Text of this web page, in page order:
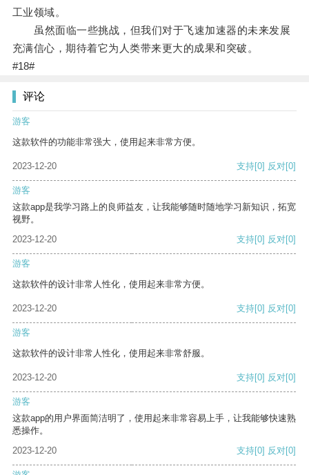
工业领域。
虽然面临一些挑战，但我们对于飞速加速器的未来发展
充满信心，期待着它为人类带来更大的成果和突破。
#18#
评论
游客
这款软件的功能非常强大，使用起来非常方便。
2023-12-20 支持[0] 反对[0]
游客
这款app是我学习路上的良师益友，让我能够随时随地学习新知识，拓宽
视野。
2023-12-20
支持[0] 反对[0]
游客
这款软件的设计非常人性化，使用起来非常方便。
2023-12-20 支持[0] 反对[0]
游客
这款软件的设计非常人性化，使用起来非常舒服。
2023-12-20 支持[0] 反对[0]
游客
这款app的用户界面简洁明了，使用起来非常容易上手，让我能够快速熟
悉操作。
2023-12-20
支持[0] 反对[0]